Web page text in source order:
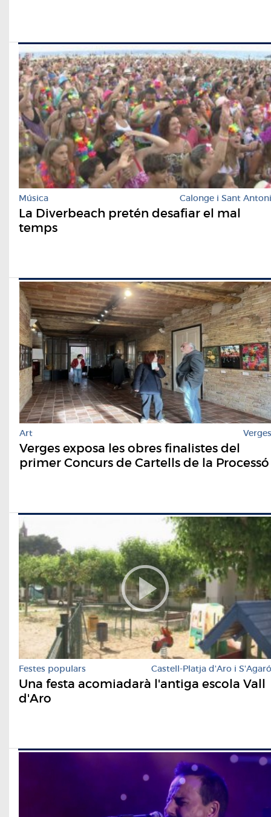
Música Calonge i Sant Antoni
La Diverbeach pretén desafiar el mal
temps
Art Verges
Verges exposa les obres finalistes del
primer Concurs de Cartells de la Processó
Festes populars Castell-Platja d'Aro i S'Agaró
Una festa acomiadarà l'antiga escola Vall
d'Aro